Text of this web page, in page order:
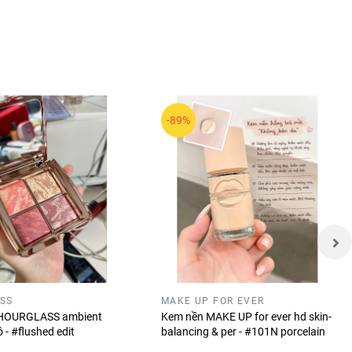
ambient
- #flushed edit
-89%
MAKE UP FOR EVER
Kem nền MAKE UP for ever hd skin-
balancing & per - #101N porcelain